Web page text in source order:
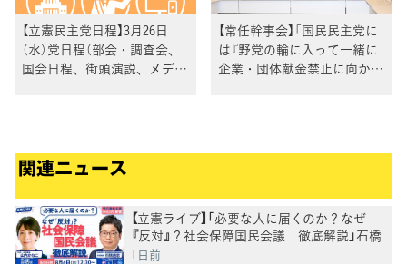
【立憲民主党日程】3月26日
（水）党日程（部会・調査会、
国会日程、街頭演説、メディ
【常任幹事会】「国民民主党に
は『野党の輪に入って一緒に
企業・団体献金禁止に向かっ
関連ニュース
【立憲ライブ】「必要な人に届くのか？なぜ
『反対』？社会保障国民会議 徹底解説」石橋
通宏×山内かなこ
1日前